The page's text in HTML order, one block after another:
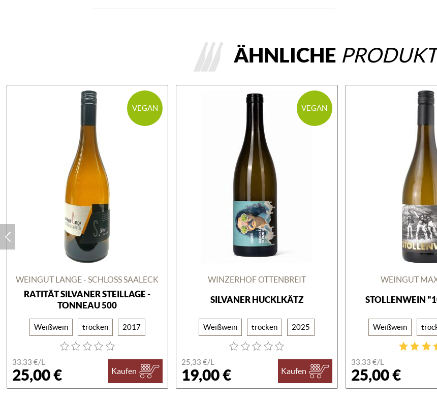
ÄHNLICHE
VEGAN
WEINGUT LANGE - SCHLOSS SAALECK
RATITÄT SILVANER STEILLAGE -
TONNEAU 500
Weißwein trocken 2017
33,33 €/L
25,00 € Kaufen
VEGAN
WINZERHOF OTTENBREIT
SILVANER HUCKLKÄTZ
Weißwein trocken 2025
25,33 €/L
19,00 € Kaufen
WEINGUT
STOLLENWEIN
Weißwein
33,33 €/L
25,00 €